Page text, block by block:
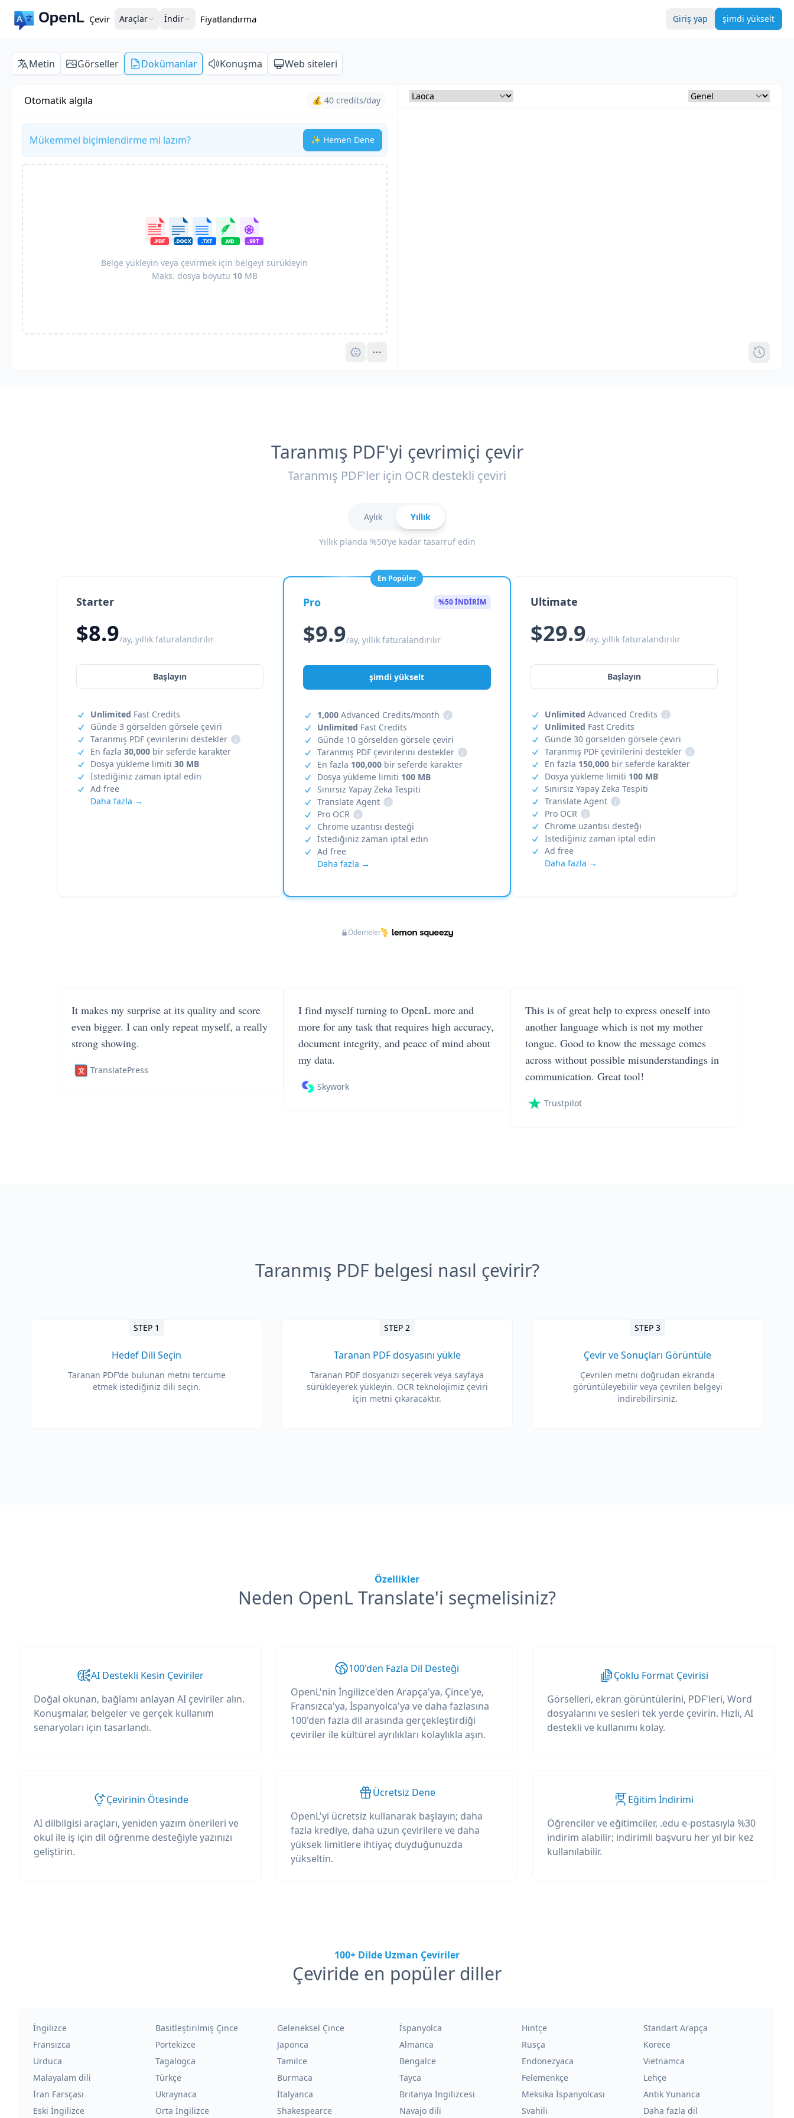
Çevir Araçlar İndir Fiyatlandırma Giriş yap şimdi yükselt
Metin Görseller Dokümanlar Konuşma Web siteleri
Otomatik algıla 💰 40 credits/day
Mükemmel biçimlendirme mi lazım? ✨ Hemen Dene
Belge yükleyin veya çevirmek için belgeyi sürükleyin
Maks. dosya boyutu 10MB
Pro
Taranmış PDF'yi çevrimiçi çevir
Taranmış PDF'ler için OCR destekli çeviri
Aylık Yıllık
Yıllık planda %50’ye kadar tasarruf edin
Starter
$8.9/ay, yıllık faturalandırılır
Başlayın
Unlimited Fast Credits
Günde 3 görselden görsele çeviri
Taranmış PDF çevirilerini destekler
i
En fazla 30,000 bir seferde karakter
Dosya yükleme limiti 30 MB
İstediğiniz zaman iptal edin
Ad free
Daha fazla →
En Popüler
Pro %50 İNDİRİM
$9.9/ay, yıllık faturalandırılır
şimdi yükselt
1,000 Advanced Credits/month
i
Unlimited Fast Credits
Günde 10 görselden görsele çeviri
Taranmış PDF çevirilerini destekler
i
En fazla 100,000 bir seferde karakter
Dosya yükleme limiti 100 MB
Sınırsız Yapay Zeka Tespiti
Translate Agent
i
Pro OCR
i
Chrome uzantısı desteği
İstediğiniz zaman iptal edin
Ad free
Daha fazla →
Ultimate
$29.9/ay, yıllık faturalandırılır
Başlayın
Unlimited Advanced Credits
i
Unlimited Fast Credits
Günde 30 görselden görsele çeviri
Taranmış PDF çevirilerini destekler
i
En fazla 150,000bir seferde karakter
Dosya yükleme limiti 100 MB
Sınırsız Yapay Zeka Tespiti
Translate Agent
i
Pro OCR
i
Chrome uzantısı desteği
İstediğiniz zaman iptal edin
Ad free
Daha fazla →
Ödemeler
It makes my surprise at its quality and score
even bigger. I can only repeat myself, a really
strong showing.
TranslatePress
I find myself turning to OpenL more and
more for any task that requires high accuracy,
document integrity, and peace of mind about
my data.
Skywork
This is of great help to express oneself into
another language which is not my mother
tongue. Good to know the message comes
across without possible misunderstandings in
communication. Great tool!
Trustpilot
Taranmış PDF belgesi nasıl çevirir?
STEP 1
Hedef Dili Seçin
Taranan PDF'de bulunan metni tercüme
etmek istediğiniz dili seçin.
STEP 2
Taranan PDF dosyasını yükle
Taranan PDF dosyanızı seçerek veya sayfaya
sürükleyerek yükleyin. OCR teknolojimiz çeviri
için metni çıkaracaktır.
STEP 3
Çevir ve Sonuçları Görüntüle
Çevrilen metni doğrudan ekranda
görüntüleyebilir veya çevrilen belgeyi
indirebilirsiniz.
Özellikler
Neden OpenL Translate'i seçmelisiniz?
AI Destekli Kesin Çeviriler
Doğal okunan, bağlamı anlayan AI çeviriler alın.
Konuşmalar, belgeler ve gerçek kullanım
senaryoları için tasarlandı.
100'den Fazla Dil Desteği
OpenL'nin İngilizce'den Arapça'ya, Çince'ye,
Fransızca'ya, İspanyolca'ya ve daha fazlasına
100'den fazla dil arasında gerçekleştirdiği
çeviriler ile kültürel ayrılıkları kolaylıkla aşın.
Çoklu Format Çevirisi
Görselleri, ekran görüntülerini, PDF'leri, Word
dosyalarını ve sesleri tek yerde çevirin. Hızlı, AI
destekli ve kullanımı kolay.
Çevirinin Ötesinde
AI dilbilgisi araçları, yeniden yazım önerileri ve
okul ile iş için dil öğrenme desteğiyle yazınızı
geliştirin.
Ücretsiz Dene
OpenL'yi ücretsiz kullanarak başlayın; daha
fazla krediye, daha uzun çevirilere ve daha
yüksek limitlere ihtiyaç duyduğunuzda
yükseltin.
Eğitim İndirimi
Öğrenciler ve eğitimciler, .edu e-postasıyla %30
indirim alabilir; indirimli başvuru her yıl bir kez
kullanılabilir.
100+ Dilde Uzman Çeviriler
Çeviride en popüler diller
İngilizce Basitleştirilmiş Çince Geleneksel Çince İspanyolca Hintçe
Standart Arapça
Fransızca
Portekizce Japonca Almanca Rusça
Korece
Urduca
Tagalogca Tamilce Bengalce Endonezyaca
Vietnamca
Malayalam dili
Türkçe Burmaca Tayca Felemenkçe
Lehçe
İran Farsçası
Ukraynaca İtalyanca Britanya İngilizcesi Meksika İspanyolcası
Antik Yunanca
Eski İngilizce
Orta İngilizce Shakespearce Navajo dili Svahili Daha fazla dil